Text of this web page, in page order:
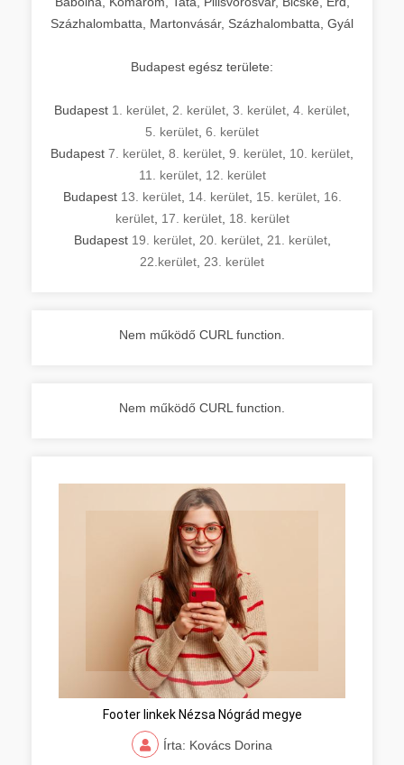
Százhalombatta, Martonvásár, Százhalombatta, Gyál
Budapest egész területe:
Budapest 1. kerület 2. kerület 3. kerület 4. kerület
5. kerület 6. kerület
Budapest 7. kerület 8. kerület 9. kerület 10. kerület
11. kerület, 12. kerület
Budapest 13. kerület, 14. kerület, 15. kerület, 16.
kerület, 17. kerület, 18. kerület
Budapest 19. kerület, 20. kerület, 21. kerület,
22.kerület 23. kerület
Nem működő CURL function.
Nem működő CURL function.
Footer linkek Nézsa Nógrád megye
Írta: Kovács Dorina